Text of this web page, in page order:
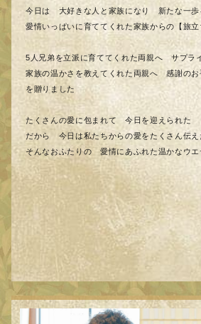
今日は 大好きな人と家族になり 新たな一歩
愛情いっぱいに育ててくれた家族からの【旅立
5人兄弟を立派に育ててくれた両親へ サプラ
家族の温かさを教えてくれた両親へ 感謝のお
を贈りました
たくさんの愛に包まれて 今日を迎えられた
だから 今日は私たちからの愛をたくさん伝え
そんなおふたりの 愛情にあふれた温かなウエ